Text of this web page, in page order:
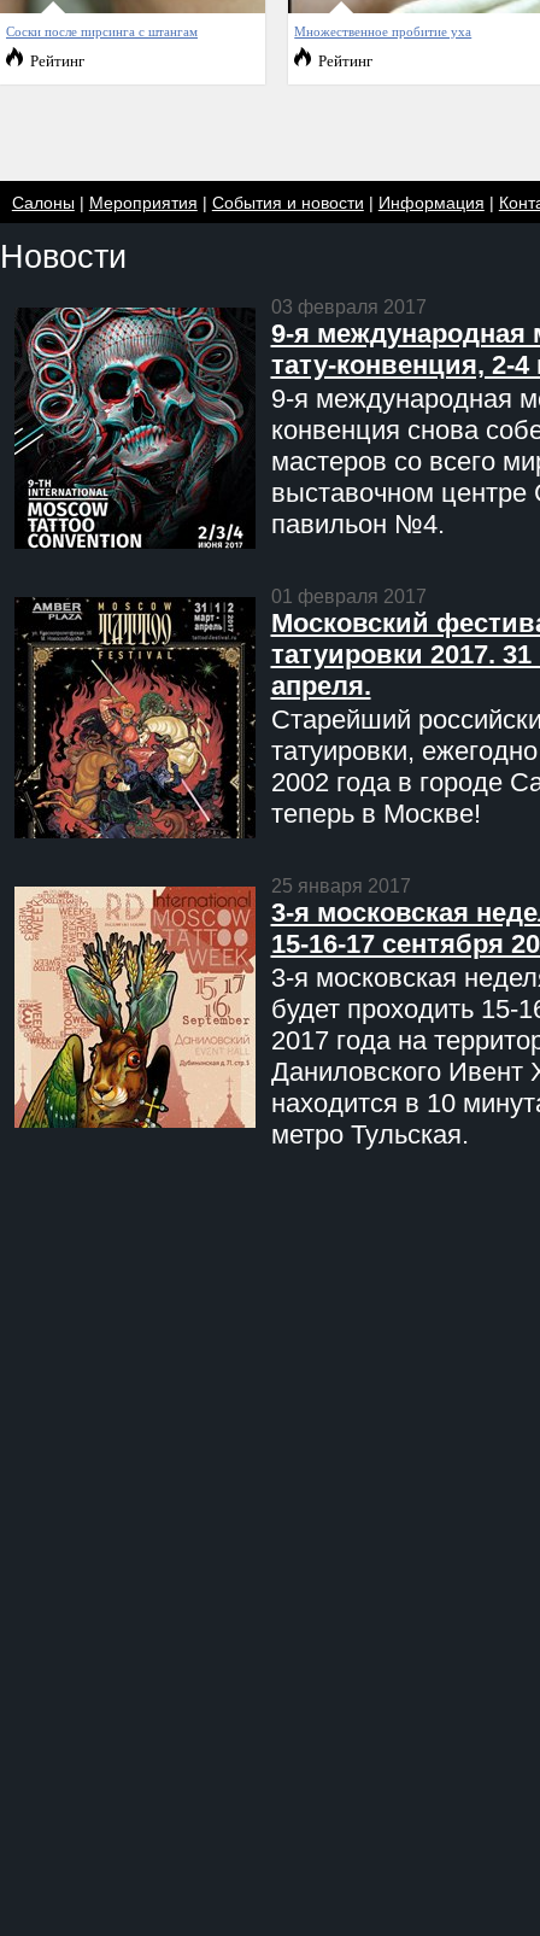
Соски после пирсинга с штангам
Рейтинг
Множественное пробитие уха
Рейтинг
Салоны| Мероприятия | События и новости | Информация |
Новости
03 февраля 2017
9-я международная
тату-конвенция, 2-
9-я международная
конвенция снова
мастеров со всего
выставочном центре
павильон №4.
01 февраля 2017
Московский
татуировки 2017. 31
апреля.
Старейший
татуировки,
2002 года в городе
теперь в Москве!
25 января 2017
3-я московская
15-16-17 сентября
3-я московская
будет проходить 15-
2017 года на
Даниловского Ивент
находится в 10
метро Тульская.